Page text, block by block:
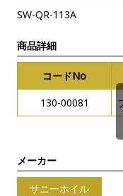
SW-QR-113A
商品詳細
コードNo
130-00081
メーカー
サニーホイル